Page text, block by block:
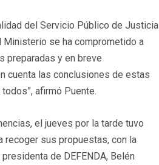
del Servicio Público de Justicia
se ha comprometido a
preparadas y en breve
cuenta las conclusiones de estas
afirmó Puente.
el jueves por la tarde tuvo
recoger sus propuestas, con la
de DEFENDA, Belén